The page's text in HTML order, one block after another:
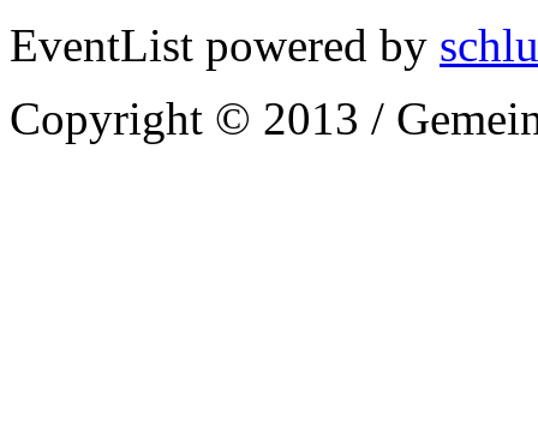
EventList powered by
Copyright © 2013 /